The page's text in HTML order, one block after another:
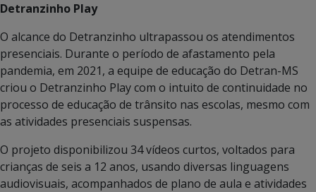
Detranzinho Play
O alcance do Detranzinho ultrapassou os atendimentos
presenciais. Durante o período de afastamento pela
pandemia, em 2021, a equipe de educação do Detran-MS
criou o Detranzinho Play com o intuito de continuidade no
processo de educação de trânsito nas escolas, mesmo com
as atividades presenciais suspensas.
O projeto disponibilizou 34 vídeos curtos, voltados para
crianças de seis a 12 anos, usando diversas linguagens
audiovisuais, acompanhados de plano de aula e atividades